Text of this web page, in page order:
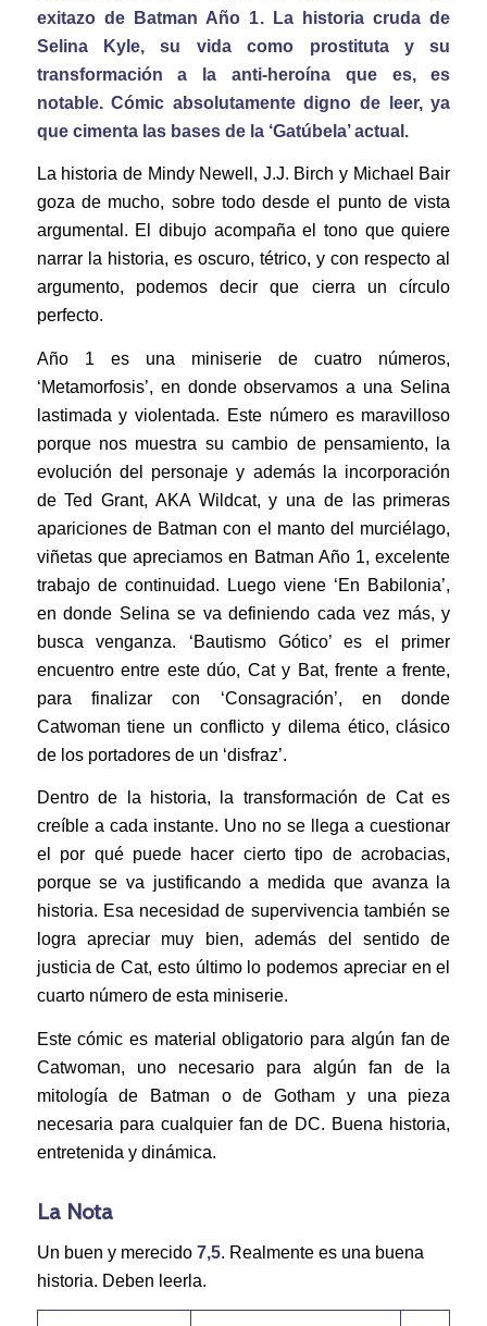
exitazo de
Batman Año 1. La historia cruda de
Selina Kyle, su vida como prostituta y su
transformación a la anti-heroína que es, es
notable. Cómic absolutamente digno de leer, ya
que cimenta las bases de la ‘Gatúbela’ actual.
La historia de Mindy Newell, J.J. Birch y Michael Bair
goza de mucho, sobre todo desde el punto de vista
argumental. El dibujo acompaña el tono que quiere
narrar la historia, es oscuro, tétrico, y con respecto al
argumento, podemos decir que cierra un círculo
perfecto.
Año 1 es una miniserie de cuatro números,
‘Metamorfosis’, en donde observamos a una Selina
lastimada y violentada. Este número es maravilloso
porque nos muestra su cambio de pensamiento, la
evolución del personaje y además la incorporación
de Ted Grant, AKA Wildcat, y una de las primeras
apariciones de Batman con el manto del murciélago,
viñetas que apreciamos en Batman Año 1, excelente
trabajo de continuidad. Luego viene ‘En Babilonia’,
en donde Selina se va definiendo cada vez más, y
busca venganza. ‘Bautismo Gótico’ es el primer
encuentro entre este dúo, Cat y Bat, frente a frente,
para finalizar con ‘Consagración’, en donde
Catwoman tiene un conflicto y dilema ético, clásico
de los portadores de un ‘disfraz’.
Dentro de la historia, la transformación de Cat es
creíble a cada instante. Uno no se llega a cuestionar
el por qué puede hacer cierto tipo de acrobacias,
porque se va justificando a medida que avanza la
historia. Esa necesidad de supervivencia también se
logra apreciar muy bien, además del sentido de
justicia de Cat, esto último lo podemos apreciar en el
cuarto número de esta miniserie.
Este cómic es material obligatorio para algún fan de
Catwoman, uno necesario para algún fan de la
mitología de Batman o de Gotham y una pieza
necesaria para cualquier fan de DC. Buena historia,
entretenida y dinámica.
La Nota
Un buen y merecido 7,5. Realmente es una buena
historia. Deben leerla.